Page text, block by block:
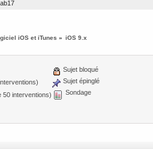
iOS et iTunes » iOS 9.x
50 interventions)
Sujet bloqué
Sujet épinglé
Sondage